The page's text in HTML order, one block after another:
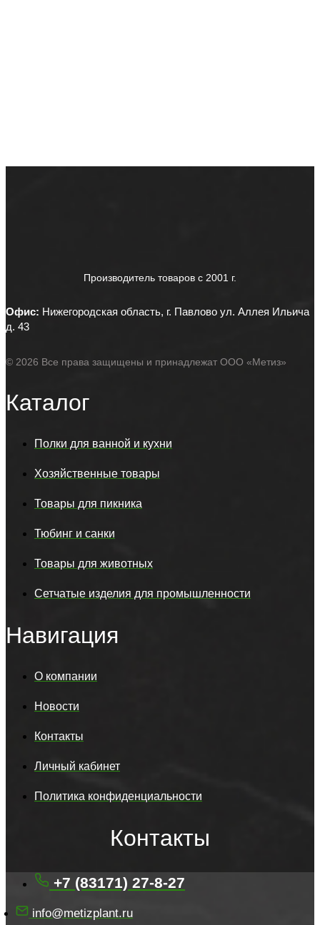
Производитель товаров c 2001 г.
Офис: Нижегородская область, г. Павлово ул. Аллея Ильича
д. 43
© 2026 Все права защищены и принадлежат ООО «Метиз»
Каталог
Полки для ванной и кухни
Хозяйственные товары
Товары для пикника
Тюбинг и санки
Товары для животных
Сетчатые изделия для промышленности
Навигация
О компании
Новости
Контакты
Личный кабинет
Политика конфиденциальности
Контакты
+7 (83171) 27-8-27
info@metizplant.ru